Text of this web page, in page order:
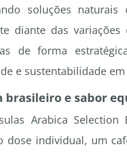
soluções
diante das variações
de forma
e sustentabilidade
brasileiro e sabor
Arabica
dose individual, um